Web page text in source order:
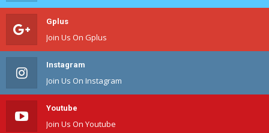
Gplus
Join Us On Gplus
Instagram
Join Us On Instagram
Youtube
Join Us On Youtube